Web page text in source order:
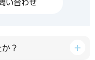
い合わせ
？